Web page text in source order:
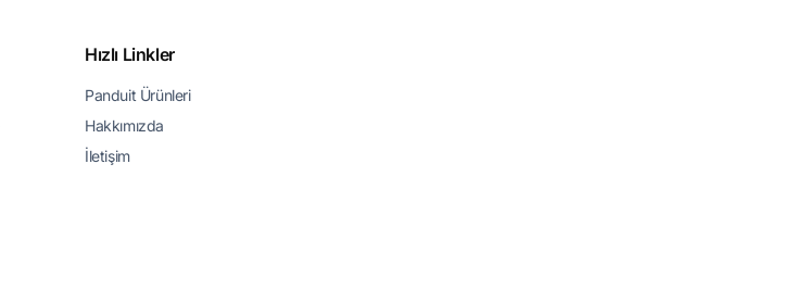
Hızlı Linkler
Panduit Ürünleri
Hakkımızda
İletişim